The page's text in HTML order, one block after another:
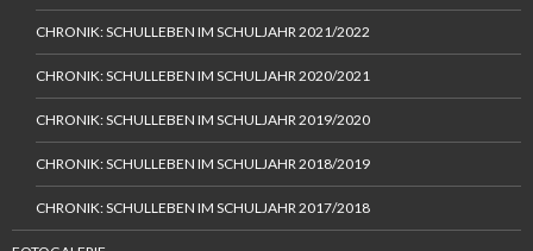
CHRONIK: SCHULLEBEN IM SCHULJAHR 2021/2022
CHRONIK: SCHULLEBEN IM SCHULJAHR 2020/2021
CHRONIK: SCHULLEBEN IM SCHULJAHR 2019/2020
CHRONIK: SCHULLEBEN IM SCHULJAHR 2018/2019
CHRONIK: SCHULLEBEN IM SCHULJAHR 2017/2018